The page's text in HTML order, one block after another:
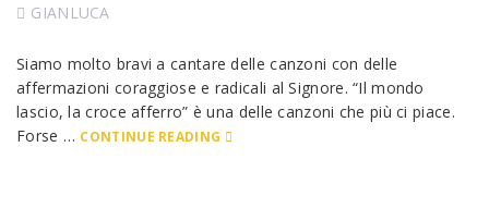
GIANLUCA
Siamo molto bravi a cantare delle canzoni con delle
affermazioni coraggiose e radicali al Signore. “Il mondo
lascio, la croce afferro” è una delle canzoni che più ci piace.
Forse … CONTINUE READING